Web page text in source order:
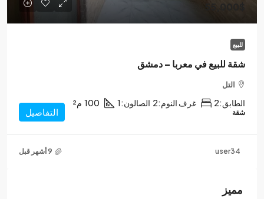
55,000$
للبيع
شقة للبيع في معربا – دمشق
التل
الطابق:2 غرف النوم:2 الصالون:1
100 م²
شقة التفاصيل
user34
مميز